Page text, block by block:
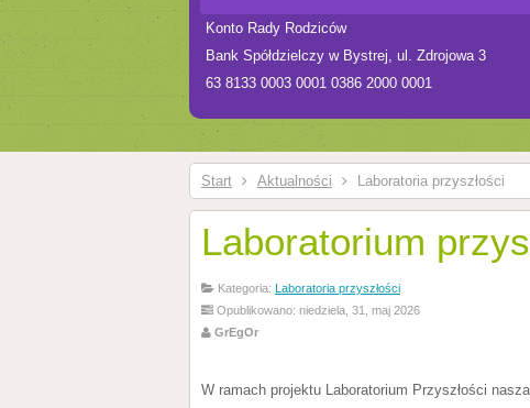
Konto Rady Rodziców
Bank Spółdzielczy w Bystrej, ul. Zdrojowa 3
63 8133 0003 0001 0386 2000 0001
Start Aktualności Laboratoria przyszłości
Laboratorium
Kategoria: Laboratoria przyszłości
Opublikowano: niedziela, 31, maj 2026
GrEgOr
W ramach projektu Laboratorium Przyszłości